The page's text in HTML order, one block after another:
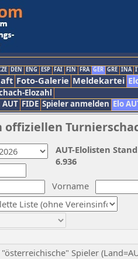
DEN ENG ESP FAI FIN FRA GER GRE INA
Foto-Galerie Meldekartei
Elozahl
FIDE Spieler anmelden Elo
Vorname
Spieler
AUT-Elolisten
6.936